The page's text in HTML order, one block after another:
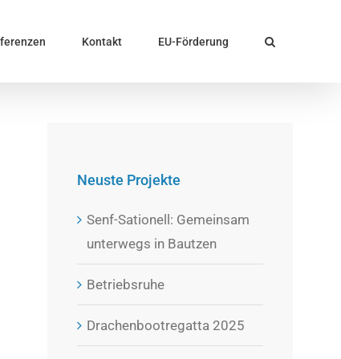
Kontakt EU-Förderung
Neuste Projekte
Senf-Sationell: Gemeinsam
unterwegs in Bautzen
Betriebsruhe
Drachenbootregatta 2025